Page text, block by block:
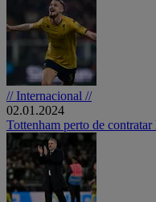
// Internacional //
02.01.2024
Tottenham perto de contratar